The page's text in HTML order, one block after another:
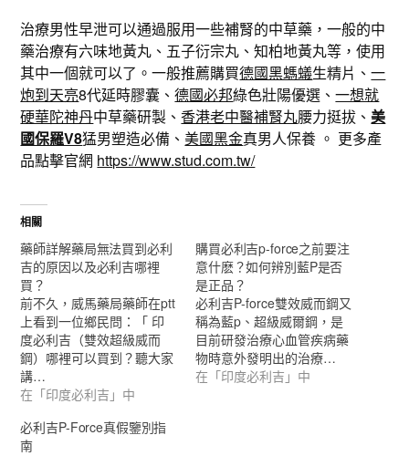
治療男性早泄可以通過服用一些補腎的中草藥，一般的中
藥治療有六味地黃丸、五子衍宗丸、知柏地黃丸等，使用
其中一個就可以了。一般推薦購買德國黑螞蟻生精片、一
炮到天亮8代延時膠囊、德國必邦綠色壯陽優選、一想就
硬華陀神丹中草藥研製、香港老中醫補腎丸腰力挺拔、美
國保羅V8猛男塑造必備、美國黑金真男人保養 。 更多產
品點擊官網 https://www.stud.com.tw/
相關
藥師詳解藥局無法買到必利
吉的原因以及必利吉哪裡
買？
前不久，威馬藥局藥師在ptt
上看到一位鄉民問：「 印
度必利吉（雙效超級威而
鋼）哪裡可以買到？聽大家
講…
在「印度必利吉」中
購買必利吉p-force之前要注
意什麽？如何辨別藍P是否
是正品？
必利吉P-force雙效威而鋼又
稱為藍p、超級威爾鋼，是
目前研發治療心血管疾病藥
物時意外發明出的治療…
在「印度必利吉」中
必利吉P-Force真假鑒別指
南